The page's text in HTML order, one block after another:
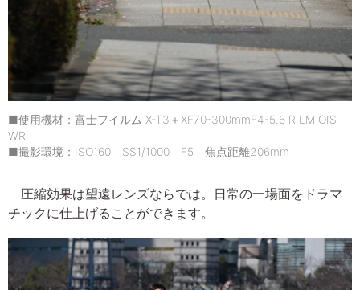
■使用機材：富士フイルム X-T3＋XF70-300mmF4-5.6 R LM OIS
WR
■撮影環境：ISO160 SS1/1000 F5 焦点距離206mm
圧縮効果は望遠レンズならでは。日常の一場面をドラマ
チックに仕上げることができます。